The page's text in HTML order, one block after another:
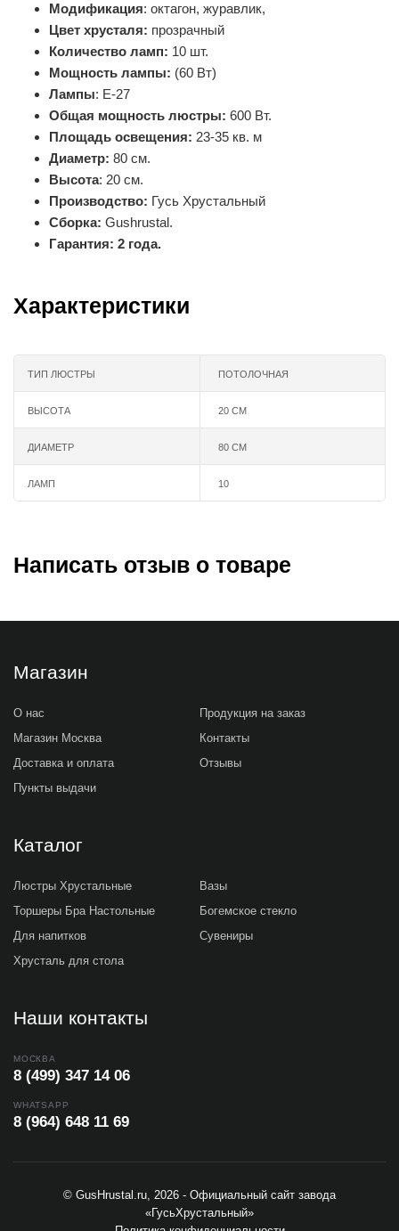
Модификация: октагон, журавлик,
Цвет хрусталя: прозрачный
Количество ламп: 10 шт.
Мощность лампы: (60 Вт)
Лампы: Е-27
Общая мощность люстры: 600 Вт.
Площадь освещения: 23-35 кв. м
Диаметр: 80 см.
Высота: 20 см.
Производство: Гусь Хрустальный
Сборка: Gushrustal.
Гарантия: 2 года.
Характеристики
ТИП ЛЮСТРЫ ПОТОЛОЧНАЯ
ВЫСОТА 20 СМ
ДИАМЕТР 80 СМ
ЛАМП 10
Написать отзыв о товаре
Магазин
О нас
Магазин Москва
Доставка и оплата
Пункты выдачи
Продукция на заказ
Контакты
Отзывы
Каталог
Люстры Хрустальные
Торшеры Бра Настольные
Для напитков
Хрусталь для стола
Вазы
Богемское стекло
Сувениры
Наши контакты
МОСКВА
8 (499) 347 14 06
WHATSAPP
8 (964) 648 11 69
© GusHrustal.ru, 2026 - Официальный сайт завода
«ГусьХрустальный»